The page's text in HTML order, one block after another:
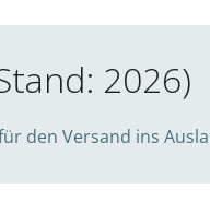
2026)
den Versand ins